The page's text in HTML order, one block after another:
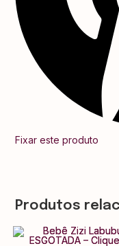
Fixar este produto
Produtos